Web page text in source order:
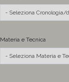
Materia e Tecnica